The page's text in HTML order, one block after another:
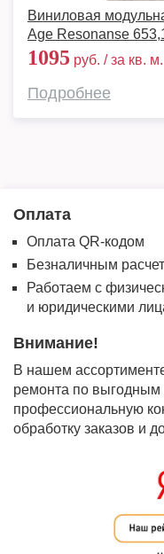
Виниловая
Age Resonanse
1095 руб. / за кв. м.
Подробнее
Оплата
Оплата QR-кодом
Безналичным
Работаем с
и юридическими
Внимание!
В нашем
ремонта по
профессиональную
обработку заказов и